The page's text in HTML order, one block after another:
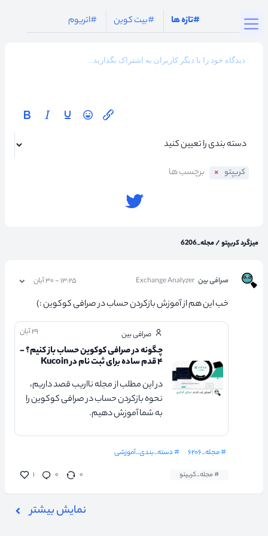
#تازه ها #بیت کوین #اتریوم
کریپتو
میزگرد کریپتو/مجله_6206
صرافی بین Exchange Analyzer ۱۳:۲۵ - ۳۰ آبان
خب این هم از آموزش بازکردن حساب در صرافی کوکوین :)
صرافی بین ۲۹ آبان
چگونه در صرافی کوکوین حساب باز کنیم؟ -
۴ قدم ساده برای ثبت نام در Kucoin
در این مطلب از مجله نااریب قصد داریم،
نحوه بازکردن حساب در صرافی کوکوین را
به شما آموزش دهیم.
# مجله_۶۲۰۶ # دسته_بندی_آموزشی
# مجله_کریپتو ۱ ۰ ۰
نمایش بیشتر